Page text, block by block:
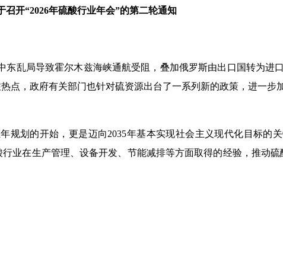
召开“2026年硫酸行业年会”的第二轮通知
乱局导致霍尔木兹海峡通航受阻，叠加俄罗斯由出口国转为进
点，政府有关部门也针对硫资源出台了一系列新的政策，进一
规划的开始，更是迈向2035年基本实现社会主义现代化目标的
业在生产管理、设备开发、节能减排等方面取得的经验，推动